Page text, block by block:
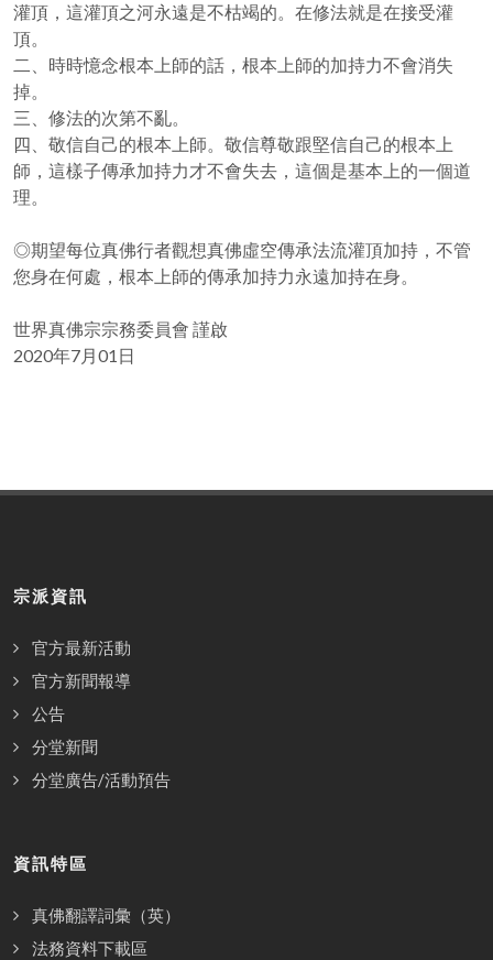
灌頂，這灌頂之河永遠是不枯竭的。在修法就是在接受灌
頂。
二、時時憶念根本上師的話，根本上師的加持力不會消失
掉。
三、修法的次第不亂。
四、敬信自己的根本上師。敬信尊敬跟堅信自己的根本上
師，這樣子傳承加持力才不會失去，這個是基本上的一個道
理。
◎期望每位真佛行者觀想真佛虛空傳承法流灌頂加持，不管
您身在何處，根本上師的傳承加持力永遠加持在身。
世界真佛宗宗務委員會 謹啟
2020年7月01日
宗派資訊
官方最新活動
官方新聞報導
公告
分堂新聞
分堂廣告/活動預告
資訊特區
真佛翻譯詞彙（英）
法務資料下載區